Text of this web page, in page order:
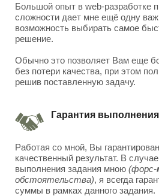
Большой опыт в web-разработке
сложности дает мне ещё одну
возможность выбирать самое
решение.
Обычно это позволяет Вам еще
без потери качества, при этом
решив поставленную задачу.
Гарантия
Работая со мной, Вы
качественный результат. В
выполнения задания мною (форс-
обстоятельства), я всегда
суммы в рамках данного задания.